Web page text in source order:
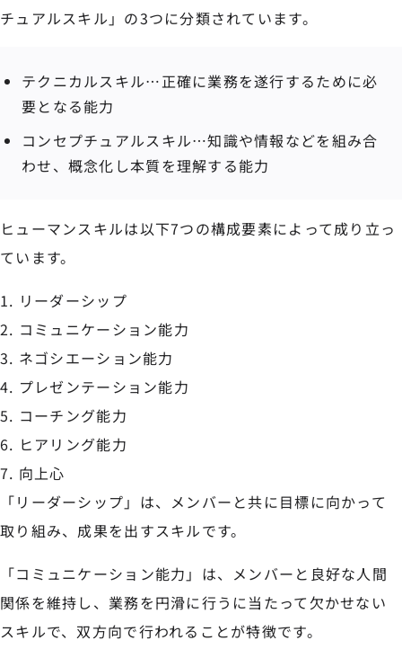
チュアルスキル」の3つに分類されています。
テクニカルスキル…正確に業務を遂行するために必
要となる能力
コンセプチュアルスキル…知識や情報などを組み合
わせ、概念化し本質を理解する能力
ヒューマンスキルは以下7つの構成要素によって成り立っ
ています。
リーダーシップ
コミュニケーション能力
ネゴシエーション能力
プレゼンテーション能力
コーチング能力
ヒアリング能力
向上心
「リーダーシップ」は、メンバーと共に目標に向かって
取り組み、成果を出すスキルです。
「コミュニケーション能力」は、メンバーと良好な人間
関係を維持し、業務を円滑に行うに当たって欠かせない
スキルで、双方向で行われることが特徴です。